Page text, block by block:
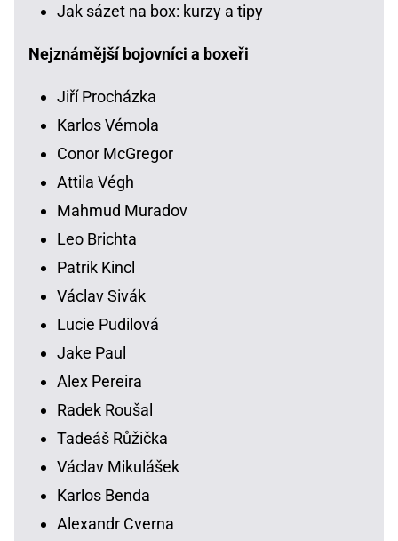
Jak sázet na box: kurzy a tipy
Nejznámější bojovníci a boxeři
Jiří Procházka
Karlos Vémola
Conor McGregor
Attila Végh
Mahmud Muradov
Leo Brichta
Patrik Kincl
Václav Sivák
Lucie Pudilová
Jake Paul
Alex Pereira
Radek Roušal
Tadeáš Růžička
Václav Mikulášek
Karlos Benda
Alexandr Cverna